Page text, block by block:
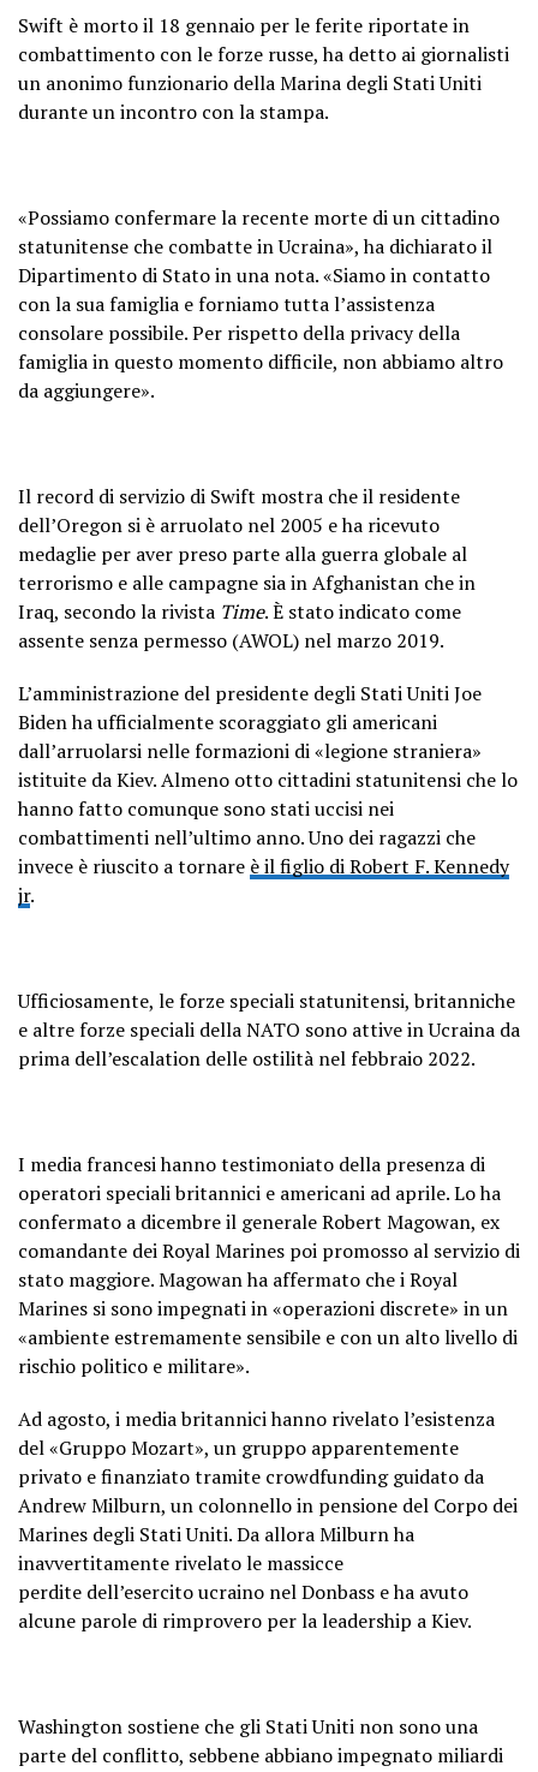
Swift è morto il 18 gennaio per le ferite riportate in
combattimento con le forze russe, ha detto ai giornalisti
un anonimo funzionario della Marina degli Stati Uniti
durante un incontro con la stampa.
«Possiamo confermare la recente morte di un cittadino
statunitense che combatte in Ucraina», ha dichiarato il
Dipartimento di Stato in una nota. «Siamo in contatto
con la sua famiglia e forniamo tutta l’assistenza
consolare possibile. Per rispetto della privacy della
famiglia in questo momento difficile, non abbiamo altro
da aggiungere».
Il record di servizio di Swift mostra che il residente
dell’Oregon si è arruolato nel 2005 e ha ricevuto
medaglie per aver preso parte alla guerra globale al
terrorismo e alle campagne sia in Afghanistan che in
Iraq, secondo la rivista Time. È stato indicato come
assente senza permesso (AWOL) nel marzo 2019.
L’amministrazione del presidente degli Stati Uniti Joe
Biden ha ufficialmente scoraggiato gli americani
dall’arruolarsi nelle formazioni di «legione straniera»
istituite da Kiev. Almeno otto cittadini statunitensi che lo
hanno fatto comunque sono stati uccisi nei
combattimenti nell’ultimo anno. Uno dei ragazzi che
invece è riuscito a tornare è il figlio di Robert F. Kennedy
jr.
Ufficiosamente, le forze speciali statunitensi, britanniche
e altre forze speciali della NATO sono attive in Ucraina da
prima dell’escalation delle ostilità nel febbraio 2022.
I media francesi hanno testimoniato della presenza di
operatori speciali britannici e americani ad aprile. Lo ha
confermato a dicembre il generale Robert Magowan, ex
comandante dei Royal Marines poi promosso al servizio di
stato maggiore. Magowan ha affermato che i Royal
Marines si sono impegnati in «operazioni discrete» in un
«ambiente estremamente sensibile e con un alto livello di
rischio politico e militare».
Ad agosto, i media britannici hanno rivelato l’esistenza
del «Gruppo Mozart», un gruppo apparentemente
privato e finanziato tramite crowdfunding guidato da
Andrew Milburn, un colonnello in pensione del Corpo dei
Marines degli Stati Uniti. Da allora Milburn ha
inavvertitamente rivelato le massicce
perdite dell’esercito ucraino nel Donbass e ha avuto
alcune parole di rimprovero per la leadership a Kiev.
Washington sostiene che gli Stati Uniti non sono una
parte del conflitto, sebbene abbiano impegnato miliardi